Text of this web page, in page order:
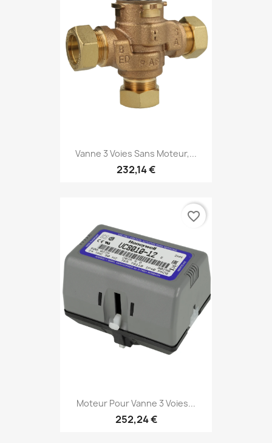
Vanne 3 Voies Sans Moteur,...
232,14 €
Moteur Pour Vanne 3 Voies...
252,24 €
favorite_border